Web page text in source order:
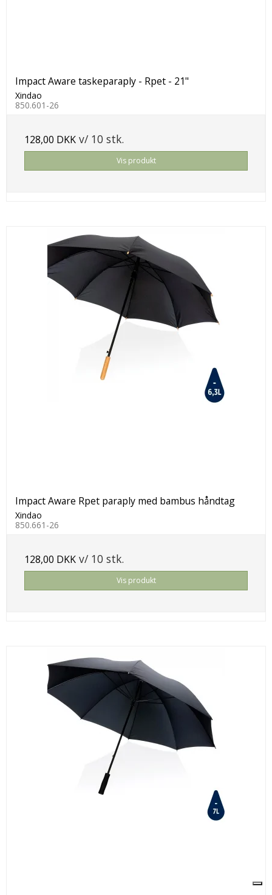
Impact Aware taskeparaply - Rpet - 21"
Xindao
850.601-26
128,00 DKK v/ 10 stk.
Vis produkt
Impact Aware Rpet paraply med bambus håndtag
Xindao
850.661-26
128,00 DKK v/ 10 stk.
Vis produkt